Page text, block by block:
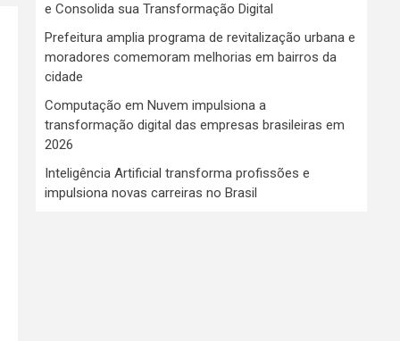
e Consolida sua Transformação Digital
Prefeitura amplia programa de revitalização urbana e
moradores comemoram melhorias em bairros da
cidade
Computação em Nuvem impulsiona a
transformação digital das empresas brasileiras em
2026
Inteligência Artificial transforma profissões e
impulsiona novas carreiras no Brasil